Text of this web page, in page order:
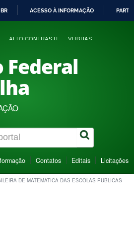
ACESSO À INFORMAÇÃO
ALTO CONTRASTE VLIBRAS
Contatos Editais Licitações
DE MATEMATICA DAS ESCOLAS PUBLICAS